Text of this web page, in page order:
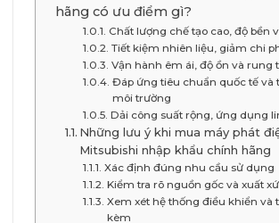
hãng có ưu điểm gì?
Chất lượng chế tạo cao, độ bền
Tiết kiệm nhiên liệu, giảm chi
Vận hành êm ái, độ ồn và rung
Đáp ứng tiêu chuẩn quốc tế và
môi trường
Dải công suất rộng, ứng dụng
Những lưu ý khi mua máy phát
Mitsubishi nhập khẩu chính hãng
Xác định đúng nhu cầu sử dụng
Kiểm tra rõ nguồn gốc và xuất
Xem xét hệ thống điều khiển và
kèm